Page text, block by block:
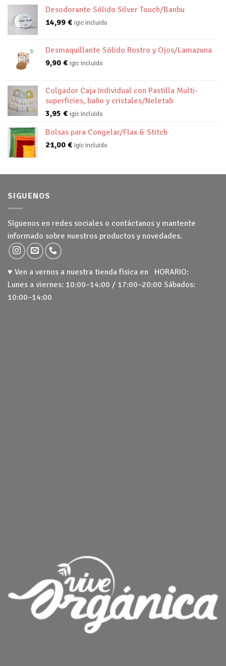
Desodorante Sólido Silver Touch/Banbu
14,99 € igic incluido
Desmaquillante Sólido Rostro y Ojos/Lamazuna
9,90 € igic incluido
Colgador Caja Individual con Pastilla Multi-
superficies, baño y cristales/Neletab
3,95 € igic incluido
Bolsas para Congelar/Flax & Stitch
21,00 € igic incluido
SIGUENOS
Síguenos en redes sociales o contáctanos y mantente
informado sobre nuestros productos y novedades.
♥ Ven a vernos a nuestra tienda física en HORARIO:
Lunes a viernes: 10:00–14:00 / 17:00–20:00 Sábados:
10:00–14:00